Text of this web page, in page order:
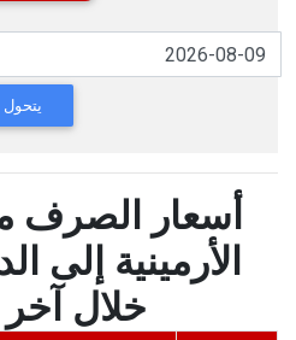
يتحول
أسعار الصرف
الأرمينية إلى
خلال آخر 7 أيام